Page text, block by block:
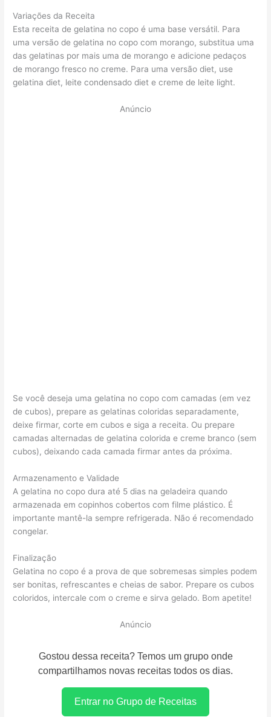
Variações da Receita
Esta receita de gelatina no copo é uma base versátil. Para
uma versão de gelatina no copo com morango, substitua uma
das gelatinas por mais uma de morango e adicione pedaços
de morango fresco no creme. Para uma versão diet, use
gelatina diet, leite condensado diet e creme de leite light.
Anúncio
Se você deseja uma gelatina no copo com camadas (em vez
de cubos), prepare as gelatinas coloridas separadamente,
deixe firmar, corte em cubos e siga a receita. Ou prepare
camadas alternadas de gelatina colorida e creme branco (sem
cubos), deixando cada camada firmar antes da próxima.
Armazenamento e Validade
A gelatina no copo dura até 5 dias na geladeira quando
armazenada em copinhos cobertos com filme plástico. É
importante mantê-la sempre refrigerada. Não é recomendado
congelar.
Finalização
Gelatina no copo é a prova de que sobremesas simples podem
ser bonitas, refrescantes e cheias de sabor. Prepare os cubos
coloridos, intercale com o creme e sirva gelado. Bom apetite!
Anúncio
Gostou dessa receita? Temos um grupo onde
compartilhamos novas receitas todos os dias.
Entrar no Grupo de Receitas